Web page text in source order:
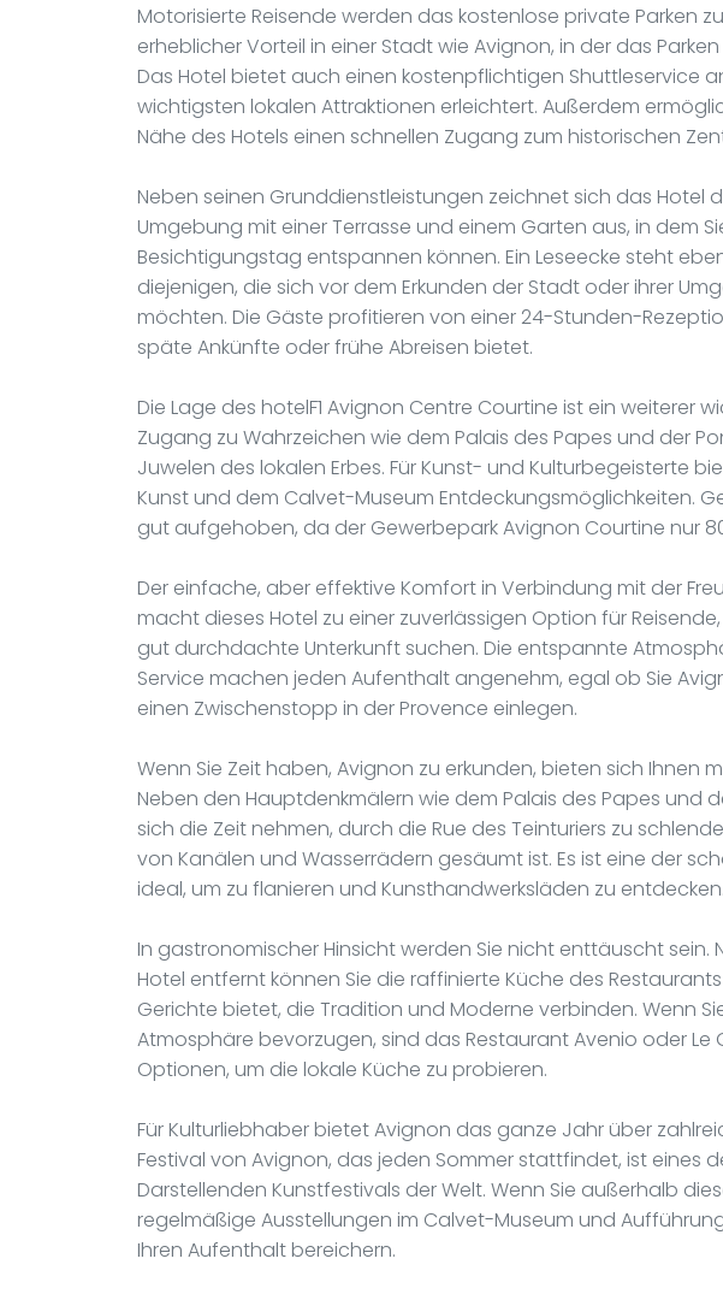
Motorisierte Reisende werden das kostenlose private Parken
erheblicher Vorteil in einer Stadt wie Avignon, in der das
Das Hotel bietet auch einen kostenpflichtigen Shuttleservice
wichtigsten lokalen Attraktionen erleichtert. Außerdem
Nähe des Hotels einen schnellen Zugang zum historischen
Neben seinen Grunddienstleistungen zeichnet sich das Hotel
Umgebung mit einer Terrasse und einem Garten aus, in dem
Besichtigungstag entspannen können. Ein Leseecke steht
diejenigen, die sich vor dem Erkunden der Stadt oder ihrer
möchten. Die Gäste profitieren von einer 24-Stunden-
späte Ankünfte oder frühe Abreisen bietet.
Die Lage des hotelF1 Avignon Centre Courtine ist ein weiterer
Zugang zu Wahrzeichen wie dem Palais des Papes und der
Juwelen des lokalen Erbes. Für Kunst- und Kulturbegeisterte
Kunst und dem Calvet-Museum Entdeckungsmöglichkeiten.
gut aufgehoben, da der Gewerbepark Avignon Courtine nur
Der einfache, aber effektive Komfort in Verbindung mit der
macht dieses Hotel zu einer zuverlässigen Option für
gut durchdachte Unterkunft suchen. Die entspannte
Service machen jeden Aufenthalt angenehm, egal ob Sie
einen Zwischenstopp in der Provence einlegen.
Wenn Sie Zeit haben, Avignon zu erkunden, bieten sich Ihnen
Neben den Hauptdenkmälern wie dem Palais des Papes und
sich die Zeit nehmen, durch die Rue des Teinturiers zu
von Kanälen und Wasserrädern gesäumt ist. Es ist eine der
ideal, um zu flanieren und Kunsthandwerksläden zu entdecken.
In gastronomischer Hinsicht werden Sie nicht enttäuscht sein.
Hotel entfernt können Sie die raffinierte Küche des
Gerichte bietet, die Tradition und Moderne verbinden. Wenn
Atmosphäre bevorzugen, sind das Restaurant Avenio oder
Optionen, um die lokale Küche zu probieren.
Für Kulturliebhaber bietet Avignon das ganze Jahr über
Festival von Avignon, das jeden Sommer stattfindet, ist eines
Darstellenden Kunstfestivals der Welt. Wenn Sie außerhalb
regelmäßige Ausstellungen im Calvet-Museum und
Ihren Aufenthalt bereichern.